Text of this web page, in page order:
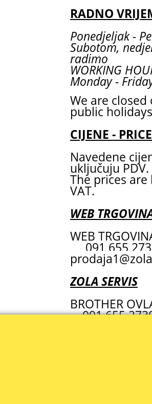
RADNO
Ponedjeljak -
Subotom,
radimo
WORKING
Monday -
We are
public holidays
CIJENE -
Navedene
uključuju PDV.
The prices
VAT.
WEB
WEB
091 655
ZOLA SERVIS
BROTHER
091 655